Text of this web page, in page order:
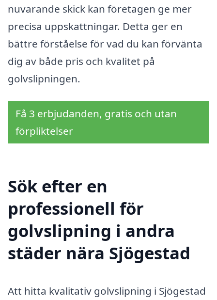
nuvarande skick kan företagen ge mer
precisa uppskattningar. Detta ger en
bättre förståelse för vad du kan förvänta
dig av både pris och kvalitet på
golvslipningen.
Få 3 erbjudanden, gratis och utan
förpliktelser
Sök efter en
professionell för
golvslipning i andra
städer nära Sjögestad
Att hitta kvalitativ golvslipning i Sjögestad